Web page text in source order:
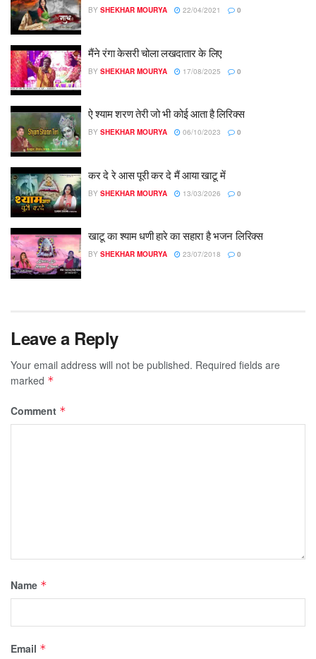
BY SHEKHAR MOURYA 22/04/2021 0
मैंने रंगा केसरी चोला लखदातार के लिए
BY SHEKHAR MOURYA 17/08/2025 0
ऐ श्याम शरण तेरी जो भी कोई आता है लिरिक्स
BY SHEKHAR MOURYA 06/10/2023 0
कर दे रे आस पूरी कर दे मैं आया खाटू में
BY SHEKHAR MOURYA 13/03/2026 0
खाटू का श्याम धणी हारे का सहारा है भजन लिरिक्स
BY SHEKHAR MOURYA 23/07/2018 0
Leave a Reply
Your email address will not be published. Required fields are
marked *
Comment *
Name *
Email *